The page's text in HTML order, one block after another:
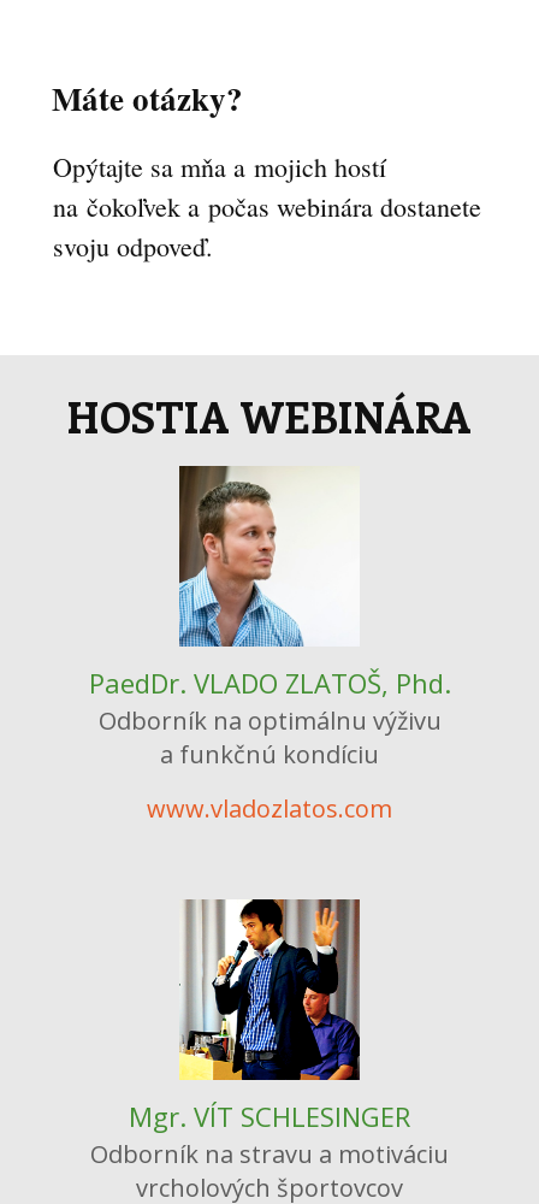
Máte otázky?
Opýtajte sa mňa a mojich hostí
na čokoľvek a počas webinára dostanete
svoju odpoveď.
HOSTIA WEBINÁRA
PaedDr. VLADO ZLATOŠ, Phd.
Odborník na optimálnu výživu
a funkčnú kondíciu
www.vladozlatos.com
Mgr. VÍT SCHLESINGER
Odborník na stravu a motiváciu
vrcholových športovcov